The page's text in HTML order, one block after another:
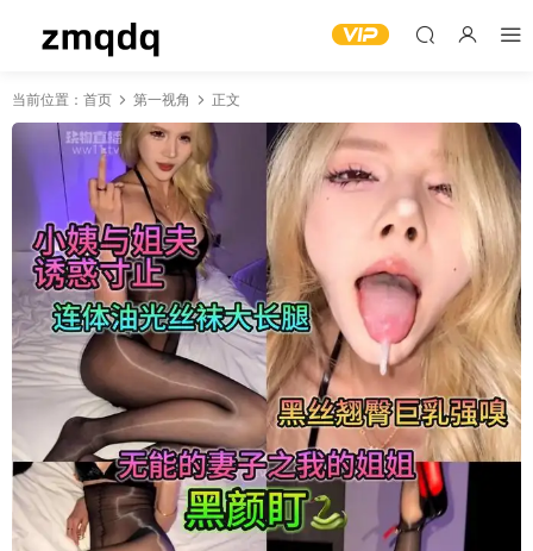
当前位置： 首页 第一视角 正文